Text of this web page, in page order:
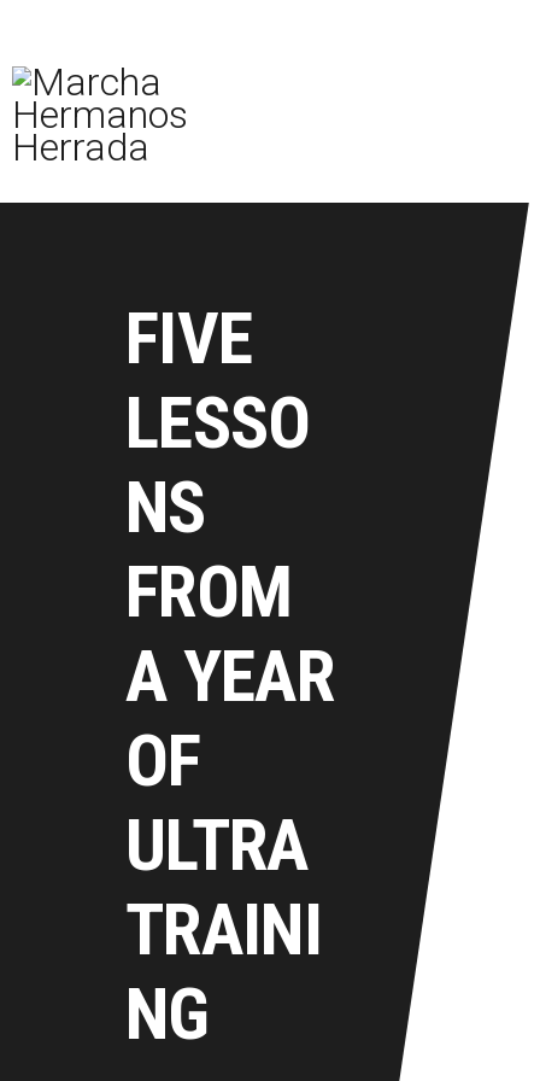
FIVE
LESSO
NS
FROM
A YEAR
OF
ULTRA
TRAINI
NG
La marcha
Inscripciones
Media
¡Inscríbete Ahora!